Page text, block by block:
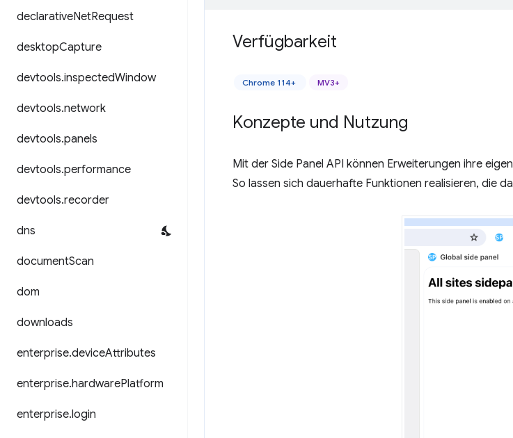
declarativeNetRequest
desktopCapture
devtools.inspectedWindow
devtools.network
devtools.panels
devtools.performance
devtools.recorder
dns
documentScan
dom
downloads
enterprise.deviceAttributes
enterprise.hardwarePlatform
enterprise.login
Verfügbarkeit
Chrome 114+ MV3+
Konzepte und Nutzung
Mit der Side Panel API können Erweiterungen ihre
So lassen sich dauerhafte Funktionen realisieren, die